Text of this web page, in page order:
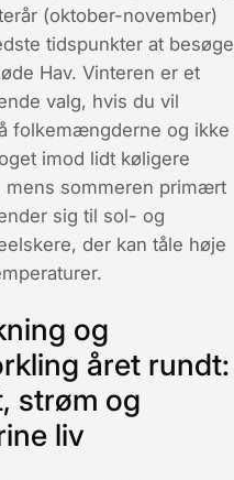
(oktober-november)
tidspunkter at besøge
Hav. Vinteren er et
valg, hvis du vil
folkemængderne og ikke
imod lidt køligere
mens sommeren primært
sig til sol- og
der kan tåle høje
og
året rundt:
strøm og
liv